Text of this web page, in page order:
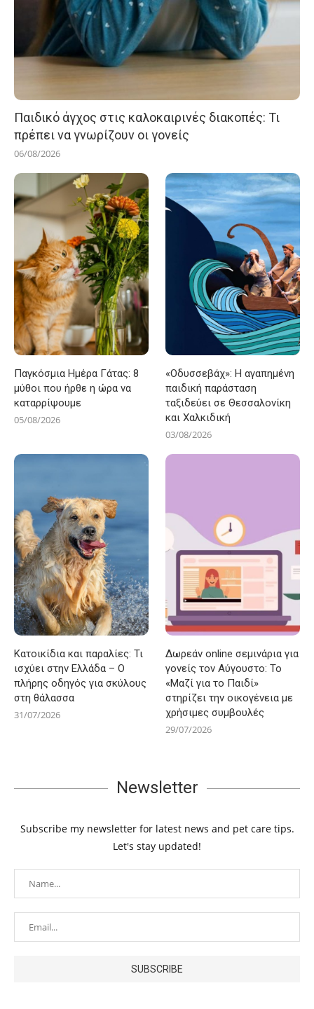
Παιδικό άγχος στις καλοκαιρινές διακοπές: Τι
πρέπει να γνωρίζουν οι γονείς
06/08/2026
Παγκόσμια Ημέρα Γάτας: 8
μύθοι που ήρθε η ώρα να
καταρρίψουμε
05/08/2026
«Οδυσσεβάχ»: Η αγαπημένη
παιδική παράσταση
ταξιδεύει σε Θεσσαλονίκη
και Χαλκιδική
03/08/2026
Κατοικίδια και παραλίες: Τι
ισχύει στην Ελλάδα – Ο
πλήρης οδηγός για σκύλους
στη θάλασσα
31/07/2026
Δωρεάν online σεμινάρια για
γονείς τον Αύγουστο: Το
«Μαζί για το Παιδί»
στηρίζει την οικογένεια με
χρήσιμες συμβουλές
29/07/2026
Newsletter
Subscribe my newsletter for latest news and pet care tips.
Let's stay updated!